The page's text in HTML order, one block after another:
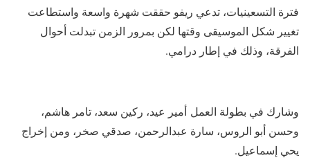
فترة التسعينيات، تدعي ريفو حققت شهرة واسعة واستطاعت
تغيير شكل الموسيقى وقتها لكن بمرور الزمن تبدلت أحوال
الفرقة، وذلك في إطار درامي.
وشارك في بطولة العمل أمير عيد، ركين سعد، تامر هاشم،
وحسن أبو الروس، سارة عبدالرحمن، صدقي صخر، ومن إخراج
يحي إسماعيل.